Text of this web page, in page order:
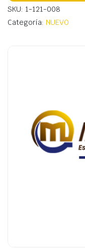
SKU: 1-121-008
Categoría: NUEVO